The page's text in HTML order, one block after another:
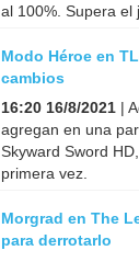
al 100%. Supera el
Modo Héroe en
cambios
16:20 16/8/2021 |
agregan en una
Skyward Sword
primera vez.
Morgrad en The
para derrotarlo